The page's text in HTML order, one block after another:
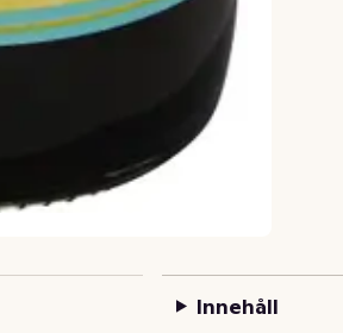
Innehåll